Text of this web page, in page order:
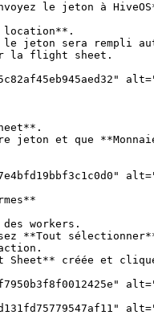
le jeton à
location**.
jeton sera rempli
la flight sheet.
et que
workers.
**Tout
Sheet** créée et